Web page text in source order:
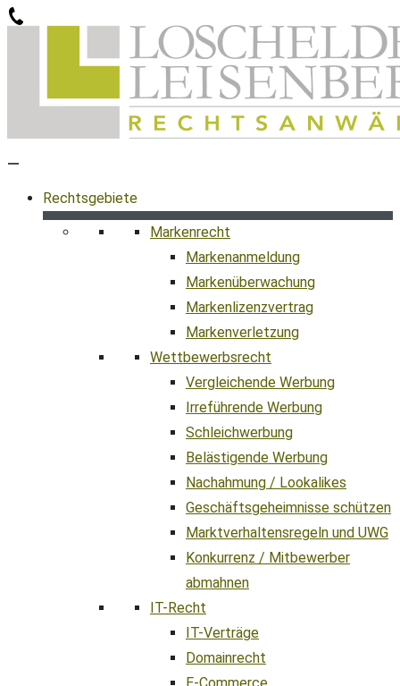
Zum
Rechtsgebiete
Markenrecht
Markenanmeldung
Markenüberwachung
Markenlizenzvertrag
Markenverletzung
Wettbewerbsrecht
Vergleichende Werbung
Irreführende Werbung
Schleichwerbung
Belästigende Werbung
Nachahmung / Lookalikes
Geschäftsgeheimnisse schützen
Marktverhaltensregeln und UWG
Konkurrenz / Mitbewerber
abmahnen
IT-Recht
IT-Verträge
Domainrecht